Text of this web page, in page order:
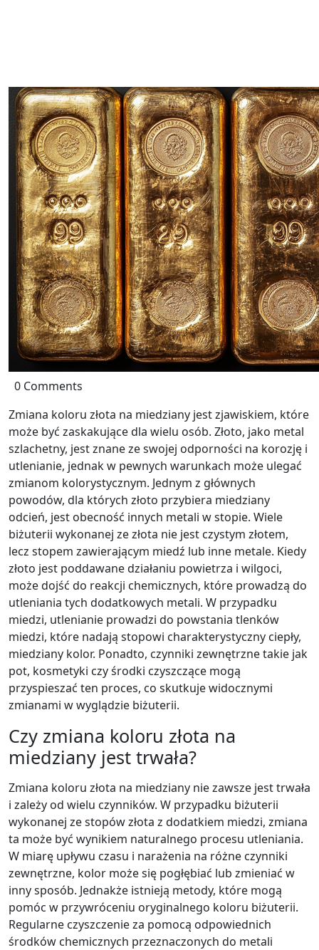
0 Comments
Zmiana koloru złota na miedziany jest zjawiskiem, które
może być zaskakujące dla wielu osób. Złoto, jako metal
szlachetny, jest znane ze swojej odporności na korozję i
utlenianie, jednak w pewnych warunkach może ulegać
zmianom kolorystycznym. Jednym z głównych
powodów, dla których złoto przybiera miedziany
odcień, jest obecność innych metali w stopie. Wiele
biżuterii wykonanej ze złota nie jest czystym złotem,
lecz stopem zawierającym miedź lub inne metale. Kiedy
złoto jest poddawane działaniu powietrza i wilgoci,
może dojść do reakcji chemicznych, które prowadzą do
utleniania tych dodatkowych metali. W przypadku
miedzi, utlenianie prowadzi do powstania tlenków
miedzi, które nadają stopowi charakterystyczny ciepły,
miedziany kolor. Ponadto, czynniki zewnętrzne takie jak
pot, kosmetyki czy środki czyszczące mogą
przyspieszać ten proces, co skutkuje widocznymi
zmianami w wyglądzie biżuterii.
Czy zmiana koloru złota na
miedziany jest trwała?
Zmiana koloru złota na miedziany nie zawsze jest trwała
i zależy od wielu czynników. W przypadku biżuterii
wykonanej ze stopów złota z dodatkiem miedzi, zmiana
ta może być wynikiem naturalnego procesu utleniania.
W miarę upływu czasu i narażenia na różne czynniki
zewnętrzne, kolor może się pogłębiać lub zmieniać w
inny sposób. Jednakże istnieją metody, które mogą
pomóc w przywróceniu oryginalnego koloru biżuterii.
Regularne czyszczenie za pomocą odpowiednich
środków chemicznych przeznaczonych do metali